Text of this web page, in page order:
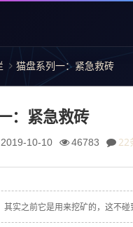
猫盘系列一：紧急救砖
：紧急救砖
2019-10-10 46783 22
实之前它是用来挖矿的，这不